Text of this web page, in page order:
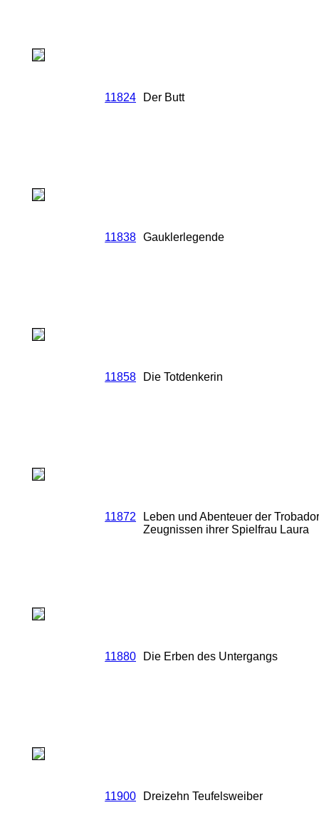
11824 Der Butt
11838 Gauklerlegende
11858 Die Totdenkerin
11872
Leben und Abenteuer der
Zeugnissen ihrer Spielfrau Laura
11880 Die Erben des Untergangs
11900 Dreizehn Teufelsweiber